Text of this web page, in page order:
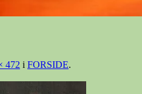
472 i FORSIDE.